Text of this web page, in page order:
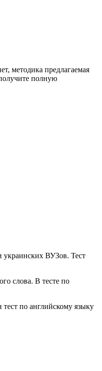
, методика предлагаемая
полную
украинских ВУЗов. Тест
слова. В тесте по
по английскому языку